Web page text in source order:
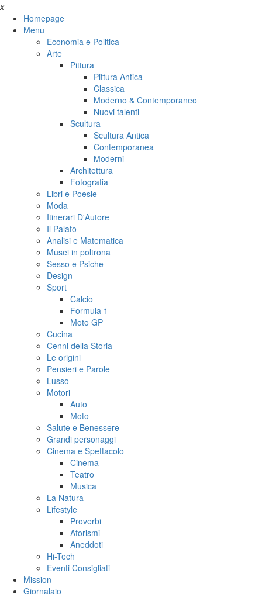
x
Homepage
Menu
Economia e Politica
Arte
Pittura
Pittura Antica
Classica
Moderno & Contemporaneo
Nuovi talenti
Scultura
Scultura Antica
Contemporanea
Moderni
Architettura
Fotografia
Libri e Poesie
Moda
Itinerari D'Autore
Il Palato
Analisi e Matematica
Musei in poltrona
Sesso e Psiche
Design
Sport
Calcio
Formula 1
Moto GP
Cucina
Cenni della Storia
Le origini
Pensieri e Parole
Lusso
Motori
Auto
Moto
Salute e Benessere
Grandi personaggi
Cinema e Spettacolo
Cinema
Teatro
Musica
La Natura
Lifestyle
Proverbi
Aforismi
Aneddoti
Hi-Tech
Eventi Consigliati
Mission
Giornalaio